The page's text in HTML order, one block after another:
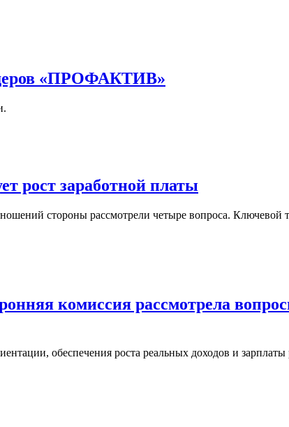
«ПРОФАКТИВ»
рост заработной платы
стороны рассмотрели четыре вопроса. Ключевой
комиссия рассмотрела
обеспечения роста реальных доходов и